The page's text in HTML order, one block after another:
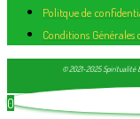
Politque de
Conditions Générales
© 2021-2025 Spiritualité
0